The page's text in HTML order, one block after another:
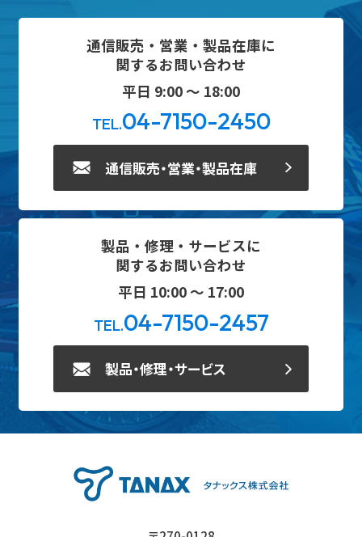
通信販売・営業・製品在庫に
関するお問い合わせ
平日 9:00 ～ 18:00
TEL.04-7150-2450
通信販売・営業・製品在庫
製品・修理・サービスに
関するお問い合わせ
平日 10:00 ～ 17:00
TEL.04-7150-2457
製品・修理・サービス